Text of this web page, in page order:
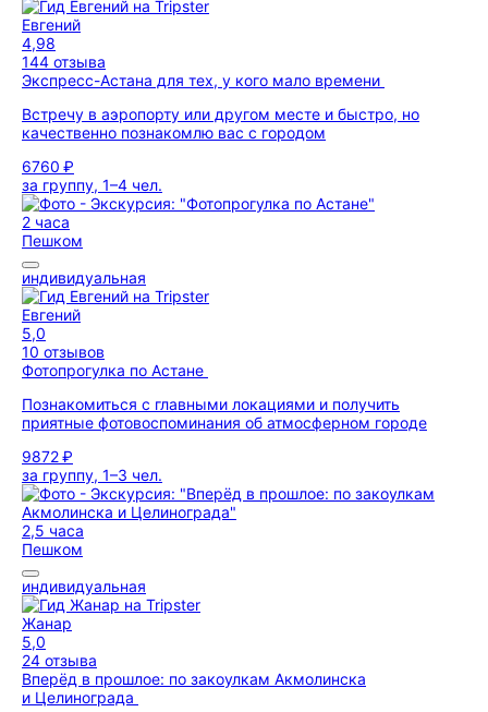
Евгений
4,98
144 отзыва
Экспресс-Астана для тех, у кого мало времени
Встречу в аэропорту или другом месте и быстро, но
качественно познакомлю вас с городом
6760 ₽
за группу, 1–4 чел.
2 часа
Пешком
индивидуальная
Евгений
5,0
10 отзывов
Фотопрогулка по Астане
Познакомиться с главными локациями и получить
приятные фотовоспоминания об атмосферном городе
9872 ₽
за группу, 1–3 чел.
2,5 часа
Пешком
индивидуальная
Жанар
5,0
24 отзыва
Вперёд в прошлое: по закоулкам Акмолинска
и Целинограда